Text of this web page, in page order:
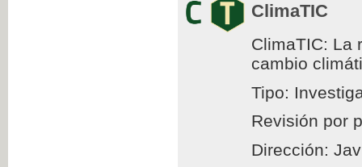
ClimaTIC
ClimaTIC: La
cambio
Tipo:
Revisión por
Dirección: